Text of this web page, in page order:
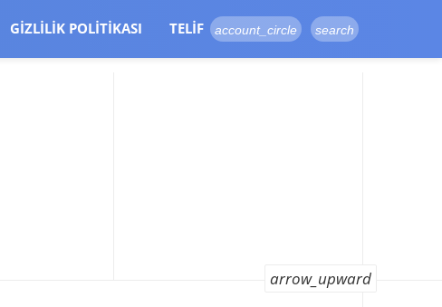
GIZLILIK POLITIKASI TELIF account_circle search
arrow_upward